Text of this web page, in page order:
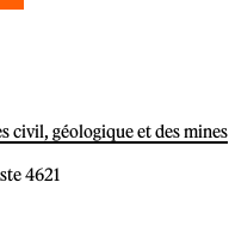
civil, géologique et des mines
4621